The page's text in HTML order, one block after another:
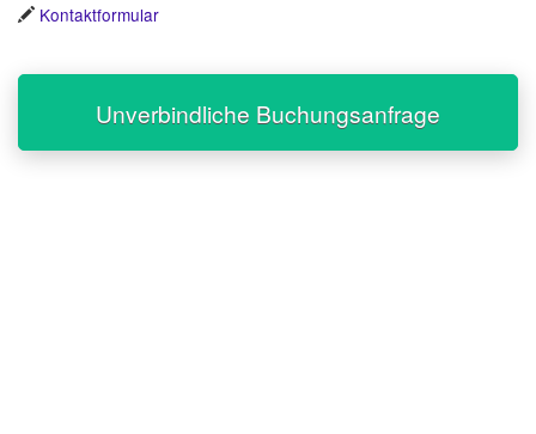
Kontaktformular
Unverbindliche Buchungsanfrage